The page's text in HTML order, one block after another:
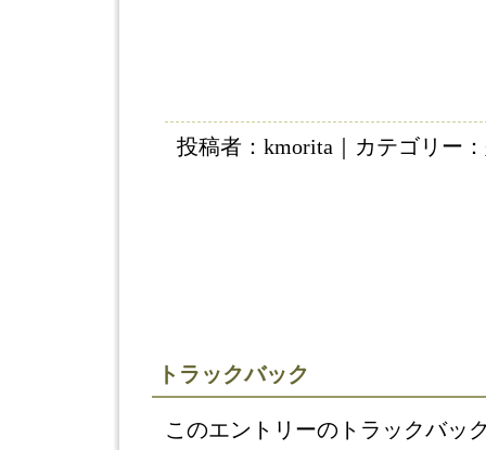
投稿者：kmorita｜カテゴリー：
トラックバック
このエントリーのトラックバッ